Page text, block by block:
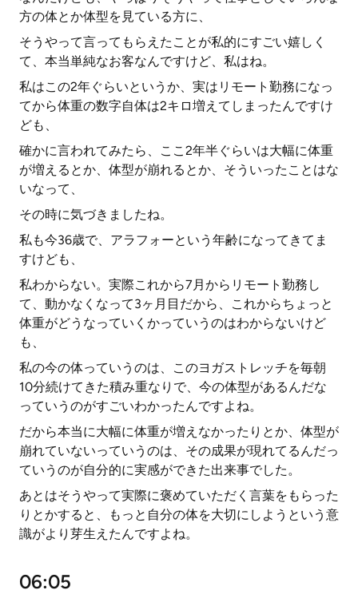
方の体とか体型を見ている方に、
そうやって言ってもらえたことが私的にすごい嬉しく
て、本当単純なお客なんですけど、私はね。
私はこの2年ぐらいというか、実はリモート勤務になっ
てから体重の数字自体は2キロ増えてしまったんですけ
ども、
確かに言われてみたら、ここ2年半ぐらいは大幅に体重
が増えるとか、体型が崩れるとか、そういったことはな
いなって、
その時に気づきましたね。
私も今36歳で、アラフォーという年齢になってきてま
すけども、
私わからない。実際これから7月からリモート勤務し
て、動かなくなって3ヶ月目だから、これからちょっと
体重がどうなっていくかっていうのはわからないけど
も、
私の今の体っていうのは、このヨガストレッチを毎朝
10分続けてきた積み重なりで、今の体型があるんだな
っていうのがすごいわかったんですよね。
だから本当に大幅に体重が増えなかったりとか、体型が
崩れていないっていうのは、その成果が現れてるんだっ
ていうのが自分的に実感ができた出来事でした。
あとはそうやって実際に褒めていただく言葉をもらった
りとかすると、もっと自分の体を大切にしようという意
識がより芽生えたんですよね。
06:05